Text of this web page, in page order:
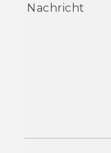
Nachricht